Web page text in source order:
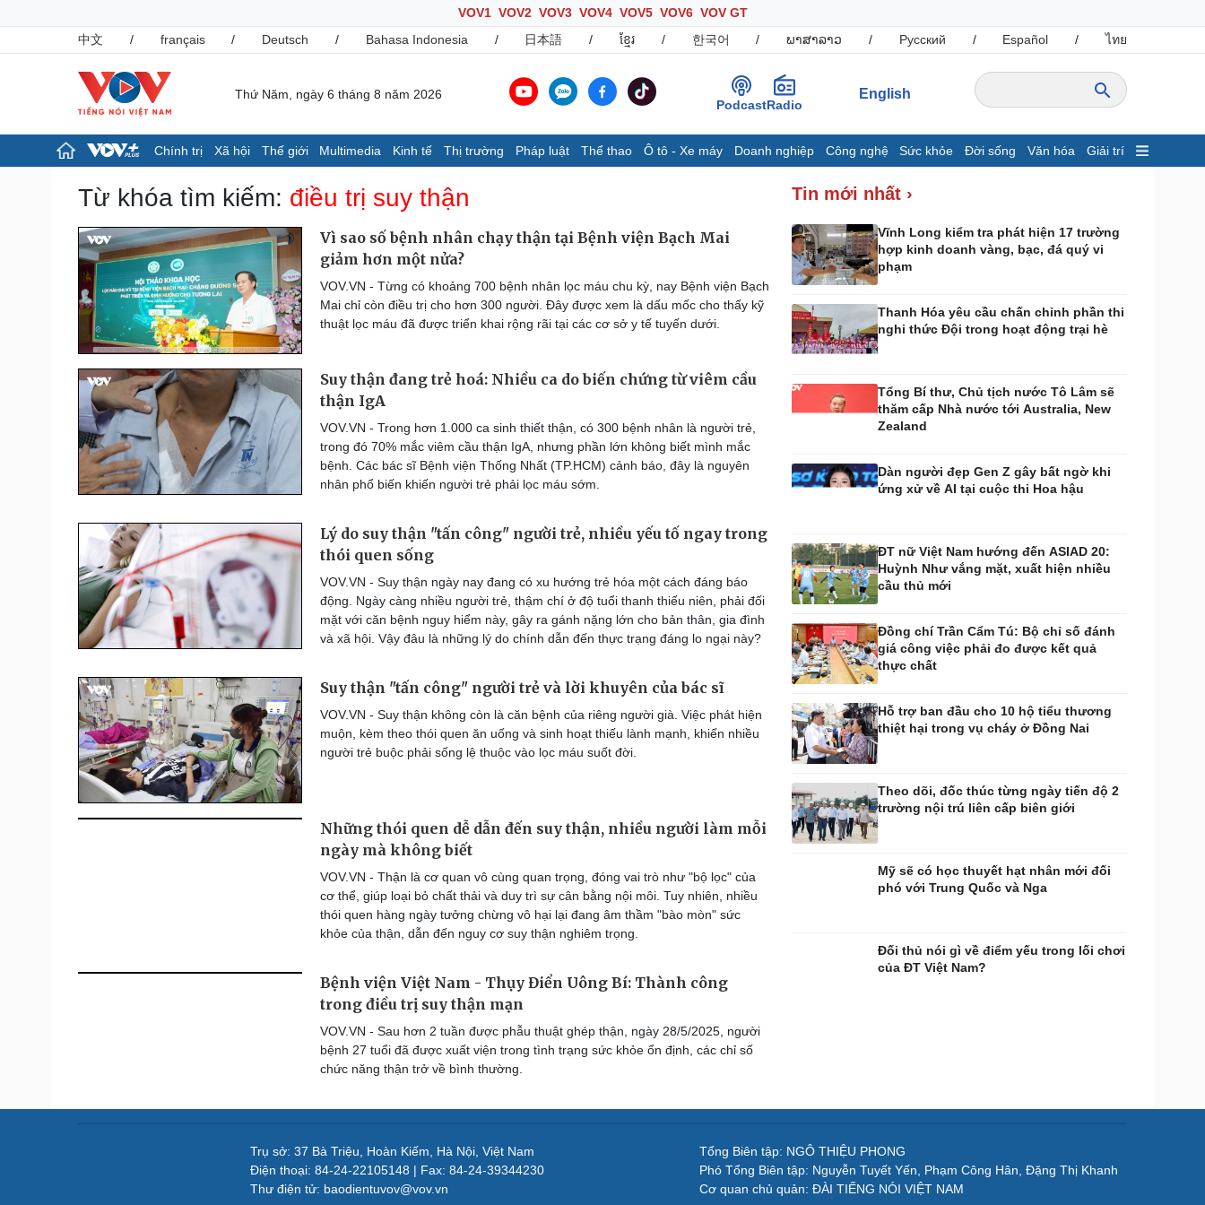
VOV1 VOV2 VOV3 VOV4 VOV5 VOV6 VOV GT
中文
/ français / Deutsch / Bahasa Indonesia / 日本語 / ខ្មែរ / 한국어 / ພາສາລາວ / Русский / Español / ไทย
Thứ Năm, ngày 6 tháng 8 năm 2026
PodcastRadio
English
Chính trị Xã hội Thế giới Multimedia Kinh tế Thị trường Pháp luật Thể thao Ô tô - Xe máy Doanh nghiệp Công nghệ Sức khỏe Đời sống Văn hóa Giải trí
Chính trị
Tổ chức nhân sự
Quốc hội
Nhận diện sự thật
Giáo dục
Dự báo thời tiết
Dấu ấn VOV
Việc làm
Biển đảo
Thế giới
Quan sát
Cuộc sống đó đây
Hồ sơ
Video
E-Magazine
Kinh tế
Khởi nghiệp
Tiêu dùng
Tỷ giá
Pháp luật
Tin nóng
Tư vấn luật
Thể thao
Bóng đá quốc tế
Bóng đá Việt Nam
Thế giới thể thao
Lịch thi đấu bóng đá
eSports
Hậu trường
Xe máy
Doanh nghiệp 24h
Công nghệ
Trải nghiệm
Chuyển đổi số
Sức khỏe
Sản phụ khoa
Nhi khoa
Phòng mạch online
Ăn sạch sống khỏe
Đời sống
Nhà đẹp
Tình yêu - Gia đình
Blog
Văn hóa
Sân khấu - Điện ảnh
Văn học
Âm nhạc
Di sản
Giải trí
Sao Việt
Du lịch
Tư vấn
check-in
Vũ khí
Việt Nam
Phân tích
Từ khóa tìm kiếm: điều trị suy thận
Vì sao số bệnh nhân chạy thận tại Bệnh viện Bạch Mai
giảm hơn một nửa?
VOV.VN - Từng có khoảng 700 bệnh nhân lọc máu chu kỳ, nay Bệnh viện Bạch
Mai chỉ còn điều trị cho hơn 300 người. Đây được xem là dấu mốc cho thấy kỹ
thuật lọc máu đã được triển khai rộng rãi tại các cơ sở y tế tuyến dưới.
Suy thận đang trẻ hoá: Nhiều ca do biến chứng từ viêm cầu
thận IgA
VOV.VN - Trong hơn 1.000 ca sinh thiết thận, có 300 bệnh nhân là người trẻ,
trong đó 70% mắc viêm cầu thận IgA, nhưng phần lớn không biết mình mắc
bệnh. Các bác sĩ Bệnh viện Thống Nhất (TP.HCM) cảnh báo, đây là nguyên
nhân phổ biến khiến người trẻ phải lọc máu sớm.
Lý do suy thận "tấn công" người trẻ, nhiều yếu tố ngay trong
thói quen sống
VOV.VN - Suy thận ngày nay đang có xu hướng trẻ hóa một cách đáng báo
động. Ngày càng nhiều người trẻ, thậm chí ở độ tuổi thanh thiếu niên, phải đối
mặt với căn bệnh nguy hiểm này, gây ra gánh nặng lớn cho bản thân, gia đình
và xã hội. Vậy đâu là những lý do chính dẫn đến thực trạng đáng lo ngại này?
Suy thận "tấn công" người trẻ và lời khuyên của bác sĩ
VOV.VN - Suy thận không còn là căn bệnh của riêng người già. Việc phát hiện
muộn, kèm theo thói quen ăn uống và sinh hoạt thiếu lành mạnh, khiến nhiều
người trẻ buộc phải sống lệ thuộc vào lọc máu suốt đời.
Những thói quen dễ dẫn đến suy thận, nhiều người làm mỗi
ngày mà không biết
VOV.VN - Thận là cơ quan vô cùng quan trọng, đóng vai trò như "bộ lọc" của
cơ thể, giúp loại bỏ chất thải và duy trì sự cân bằng nội môi. Tuy nhiên, nhiều
thói quen hàng ngày tưởng chừng vô hại lại đang âm thầm "bào mòn" sức
khỏe của thận, dẫn đến nguy cơ suy thận nghiêm trọng.
Bệnh viện Việt Nam - Thụy Điển Uông Bí: Thành công
trong điều trị suy thận mạn
VOV.VN - Sau hơn 2 tuần được phẫu thuật ghép thận, ngày 28/5/2025, người
bệnh 27 tuổi đã được xuất viện trong tình trạng sức khỏe ổn định, các chỉ số
chức năng thận trở về bình thường.
Tin mới nhất ›
Vĩnh Long kiểm tra phát hiện 17 trường
hợp kinh doanh vàng, bạc, đá quý vi
phạm
Thanh Hóa yêu cầu chấn chỉnh phần thi
nghi thức Đội trong hoạt động trại hè
Tổng Bí thư, Chủ tịch nước Tô Lâm sẽ
thăm cấp Nhà nước tới Australia, New
Zealand
Dàn người đẹp Gen Z gây bất ngờ khi
ứng xử về AI tại cuộc thi Hoa hậu
ĐT nữ Việt Nam hướng đến ASIAD 20:
Huỳnh Như vắng mặt, xuất hiện nhiều
cầu thủ mới
Đồng chí Trần Cẩm Tú: Bộ chỉ số đánh
giá công việc phải đo được kết quả
thực chất
Hỗ trợ ban đầu cho 10 hộ tiểu thương
thiệt hại trong vụ cháy ở Đồng Nai
Theo dõi, đốc thúc từng ngày tiến độ 2
trường nội trú liên cấp biên giới
Mỹ sẽ có học thuyết hạt nhân mới đối
phó với Trung Quốc và Nga
Đối thủ nói gì về điểm yếu trong lối chơi
của ĐT Việt Nam?
Trụ sở: 37 Bà Triệu, Hoàn Kiếm, Hà Nội, Việt Nam
Điện thoại: 84-24-22105148 | Fax: 84-24-39344230
Thư điện tử: baodientuvov@vov.vn
Tổng Biên tập: NGÔ THIỆU PHONG
Phó Tổng Biên tập: Nguyễn Tuyết Yến, Phạm Công Hân, Đặng Thị Khanh
Cơ quan chủ quản: ĐÀI TIẾNG NÓI VIỆT NAM